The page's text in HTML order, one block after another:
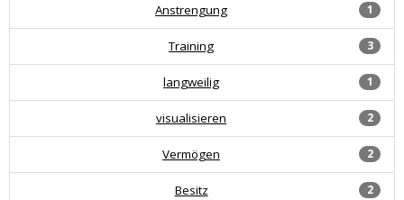
1
Anstrengung
3
Training
1
langweilig
2
visualisieren
2
Vermögen
2
Besitz